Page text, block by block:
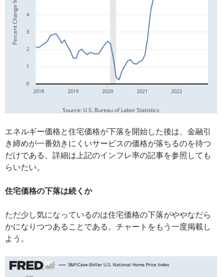
エネルギー価格と住宅価格が下落を開始した後は、金融引
き締めが一番効きにくいサービスの価格が落ちるのを待つ
だけである。詳細は上記のインフレ率の記事を参照しても
らいたい。
住宅価格の下落は続くか
ただ少し気になっているのは住宅価格の下落がややなだら
かになりつつあることである。チャートをもう一度掲載し
よう。